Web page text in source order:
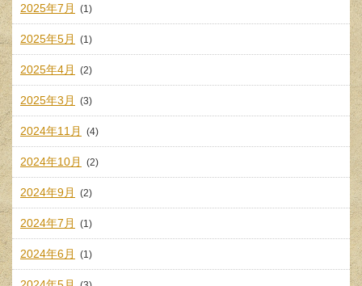
2025年7月 (1)
2025年5月 (1)
2025年4月 (2)
2025年3月 (3)
2024年11月 (4)
2024年10月 (2)
2024年9月 (2)
2024年7月 (1)
2024年6月 (1)